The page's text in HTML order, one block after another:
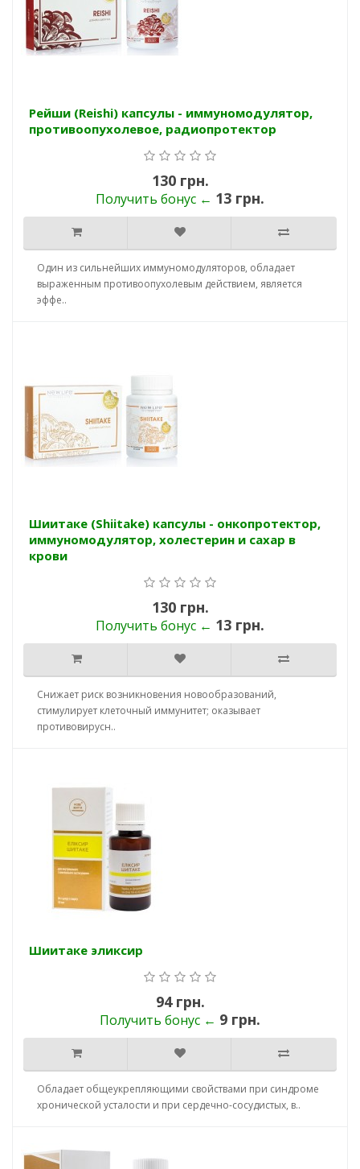
Рейши (Reishi) капсулы - иммуномодулятор,
противоопухолевое, радиопротектор
130 грн.
Получить бонус ← 13 грн.
Один из сильнейших иммуномодуляторов, обладает
выраженным противоопухолевым действием, является
эффе..
Шиитаке (Shiitake) капсулы - онкопротектор,
иммуномодулятор, холестерин и сахар в
крови
130 грн.
Получить бонус ← 13 грн.
Cнижает риск возникновения новообразований,
стимулирует клеточный иммунитет; оказывает
противовирусн..
Шиитаке эликсир
94 грн.
Получить бонус ← 9 грн.
Обладает общеукрепляющими свойствами при синдроме
хронической усталости и при сердечно-сосудистых, в..